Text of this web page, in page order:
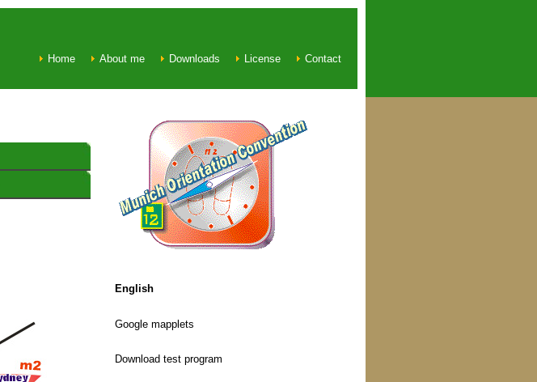
Home About me Downloads License Contact
English
Google mapplets
Download test program